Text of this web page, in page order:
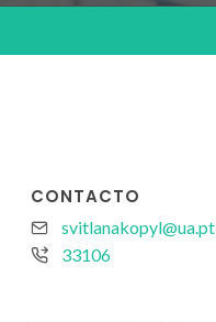
CONTACTO
svitlanakopyl@ua.pt
33106